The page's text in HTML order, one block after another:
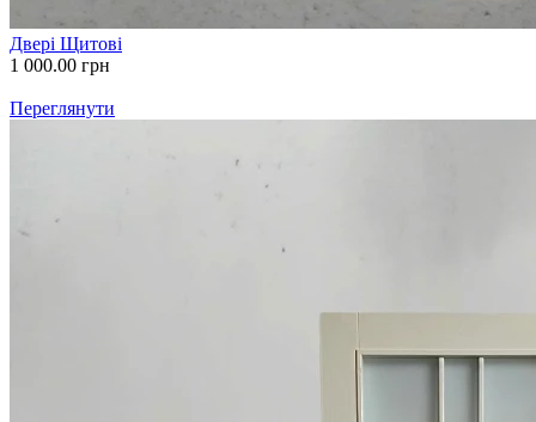
Двері Щитові
1 000.00 грн
Переглянути